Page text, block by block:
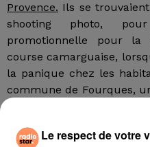
Provence. Ils se
shooting photo,
promotionnelle pour la
course camarguaise,
la panique chez les
commune de Fourques,
ont blessé une
l’hôpital, sans que son
Les animaux ont
Le respect de votre